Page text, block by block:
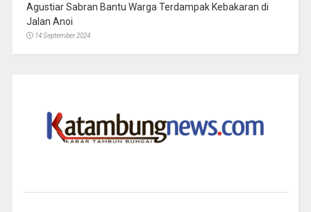
Agustiar Sabran Bantu Warga Terdampak Kebakaran di
Jalan Anoi
14 September 2024